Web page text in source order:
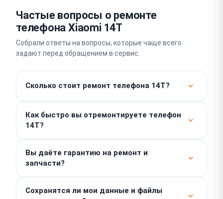
Частые вопросы о ремонте
телефона Xiaomi 14T
Собрали ответы на вопросы, которые чаще всего
задают перед обращением в сервис.
Сколько стоит ремонт телефона 14T?
характера неисправности и выбранных запчастей,
поэтому точную сумму мы назовем после
бесплатной диагностики. Никаких скрытых доплат
в процессе ремонта не будет.
Как быстро вы отремонтируете телефон
14T?
выполняем в день обращения, обычно за 1–2 часа.
Сложный платовый ремонт занимает 2–3 дня.
Вы даёте гарантию на ремонт и
запчасти?
выполненные работы и установленные
Сохранятся ли мои данные и файлы